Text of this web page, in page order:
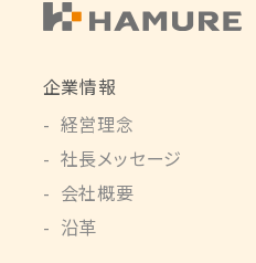
企業情報
経営理念
社長メッセージ
会社概要
沿革